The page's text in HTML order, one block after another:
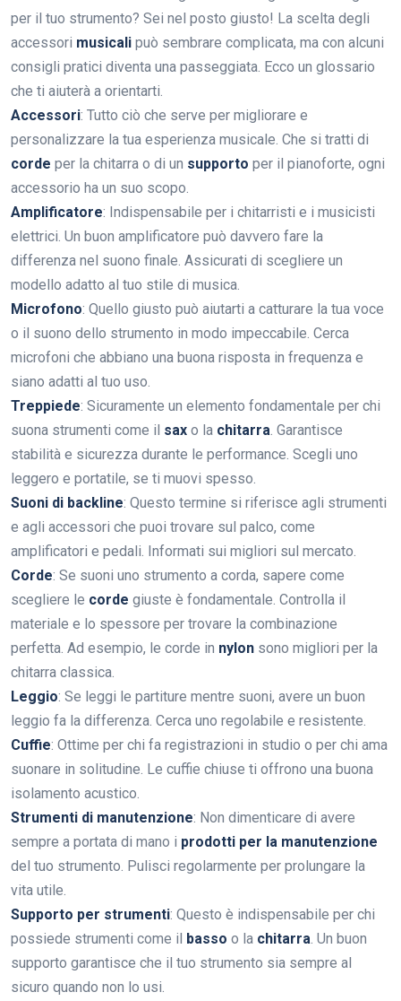
per il tuo strumento? Sei nel posto giusto! La scelta degli
accessori musicali può sembrare complicata, ma con alcuni
consigli pratici diventa una passeggiata. Ecco un glossario
che ti aiuterà a orientarti.
Accessori: Tutto ciò che serve per migliorare e
personalizzare la tua esperienza musicale. Che si tratti di
corde per la chitarra o di un supporto per il pianoforte, ogni
accessorio ha un suo scopo.
Amplificatore: Indispensabile per i chitarristi e i musicisti
elettrici. Un buon amplificatore può davvero fare la
differenza nel suono finale. Assicurati di scegliere un
modello adatto al tuo stile di musica.
Microfono: Quello giusto può aiutarti a catturare la tua voce
o il suono dello strumento in modo impeccabile. Cerca
microfoni che abbiano una buona risposta in frequenza e
siano adatti al tuo uso.
Treppiede: Sicuramente un elemento fondamentale per chi
suona strumenti come il sax o la chitarra. Garantisce
stabilità e sicurezza durante le performance. Scegli uno
leggero e portatile, se ti muovi spesso.
Suoni di backline: Questo termine si riferisce agli strumenti
e agli accessori che puoi trovare sul palco, come
amplificatori e pedali. Informati sui migliori sul mercato.
Corde: Se suoni uno strumento a corda, sapere come
scegliere le corde giuste è fondamentale. Controlla il
materiale e lo spessore per trovare la combinazione
perfetta. Ad esempio, le corde in nylon sono migliori per la
chitarra classica.
Leggio: Se leggi le partiture mentre suoni, avere un buon
leggio fa la differenza. Cerca uno regolabile e resistente.
Cuffie: Ottime per chi fa registrazioni in studio o per chi ama
suonare in solitudine. Le cuffie chiuse ti offrono una buona
isolamento acustico.
Strumenti di manutenzione: Non dimenticare di avere
sempre a portata di mano i prodotti per la manutenzione
del tuo strumento. Pulisci regolarmente per prolungare la
vita utile.
Supporto per strumenti: Questo è indispensabile per chi
possiede strumenti come il basso o la chitarra. Un buon
supporto garantisce che il tuo strumento sia sempre al
sicuro quando non lo usi.